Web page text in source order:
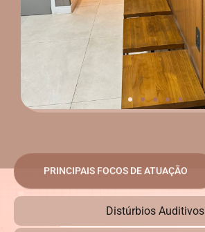
PRINCIPAIS FOCOS DE ATUAÇÃO
Distúrbios Auditivos